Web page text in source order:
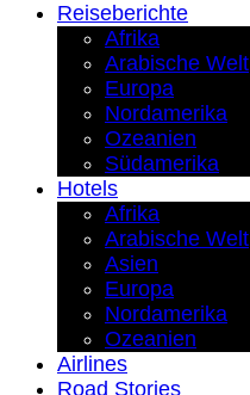
Reiseberichte
Afrika
Arabische Welt
Europa
Nordamerika
Ozeanien
Südamerika
Hotels
Afrika
Arabische Welt
Asien
Europa
Nordamerika
Ozeanien
Airlines
Road Stories